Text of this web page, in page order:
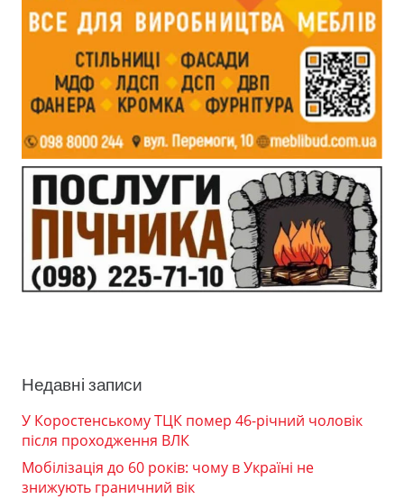
Недавні записи
У Коростенському ТЦК помер 46-річний чоловік
після проходження ВЛК
Мобілізація до 60 років: чому в Україні не
знижують граничний вік